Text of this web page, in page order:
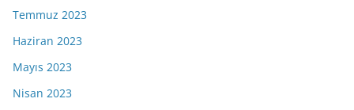
Temmuz 2023
Haziran 2023
Mayıs 2023
Nisan 2023